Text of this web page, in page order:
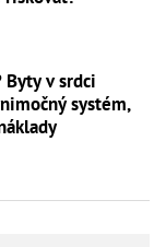
v srdci
systém,